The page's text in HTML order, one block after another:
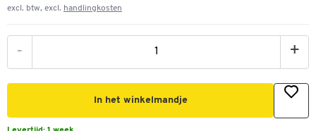
excl. btw, excl. handlingkosten
- +
In het winkelmandje